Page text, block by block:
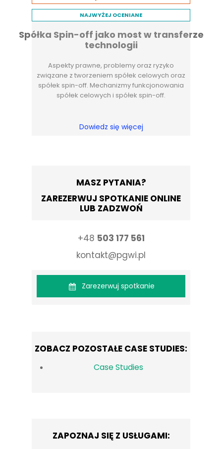
NAJWYŻEJ OCENIANE
Dowiedz się więcej
Aspekty prawne, problemy oraz ryzyko
związane z tworzeniem spółek celowych oraz
spółek spin-off. Mechanizmy funkcjonowania
spółek celowych i spółek spin-off.
Spółka Spin-off jako most w transferze
technologii
Case Studies
ZOBACZ POZOSTAŁE CASE STUDIES:
+48 503 177 561
kontakt@pgwi.pl
MASZ PYTANIA?
ZAREZERWUJ SPOTKANIE ONLINE
LUB ZADZWOŃ
Zarezerwuj spotkanie
ZAPOZNAJ SIĘ Z USŁUGAMI: